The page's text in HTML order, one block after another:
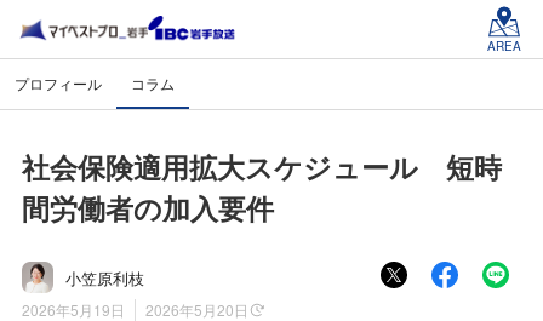
AREA
プロフィール コラム
社会保険適用拡大スケジュール 短時
間労働者の加入要件
小笠原利枝
2026年5月19日
2026年5月20日